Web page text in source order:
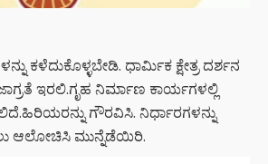
ಕಳೆದುಕೊಳ್ಳಬೇಡಿ. ಧಾರ್ಮಿಕ ಕ್ಷೇತ್ರ ದರ್ಶನ
ಇರಲಿ.ಗೃಹ ನಿರ್ಮಾಣ ಕಾರ್ಯಗಳಲ್ಲಿ
ಗೌರವಿಸಿ. ನಿರ್ಧಾರಗಳನ್ನು
ಆಲೋಚಿಸಿ ಮುನ್ನೆಡೆಯಿರಿ.